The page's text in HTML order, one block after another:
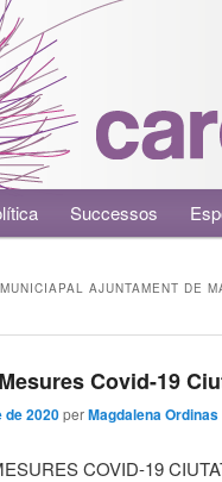
Successos
AJUNTAMENT DE
Covid-19
de 2020perMagdalena Ordinas
COVID-19